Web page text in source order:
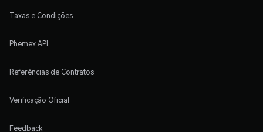
Taxas e Condições
Phemex API
Referências de Contratos
Verificação Oficial
Feedback